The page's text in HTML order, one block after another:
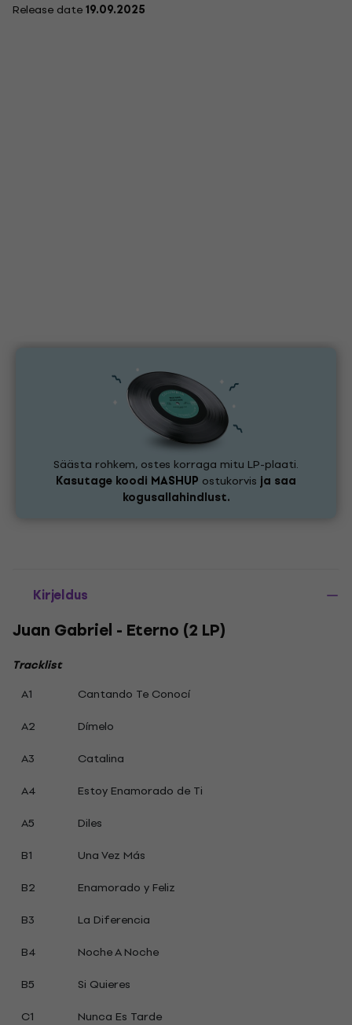
Release date19.09.2025
Säästa rohkem, ostes korraga mitu LP-plaati.
Kasutage koodi MASHUP ostukorvis ja saa
kogusallahindlust.
Kirjeldus
Juan Gabriel - Eterno (2 LP)
Tracklist
A1
Cantando Te Conocí
A2
Dímelo
A3
Catalina
A4
Estoy Enamorado de Ti
A5
Diles
B1
Una Vez Más
B2
Enamorado y Feliz
B3
La Diferencia
B4
Noche A Noche
B5
Si Quieres
C1
Nunca Es Tarde